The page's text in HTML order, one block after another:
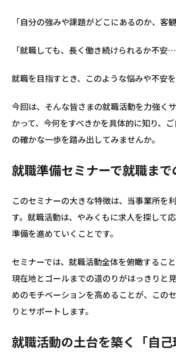
「自分の強みや課題がどこにあるのか、客
「就職しても、長く働き続けられるか不安…
就職を目指すとき、このような悩みや不安
今回は、そんな皆さまの就職活動を力強く
かって、今何をすべきかを具体的に知り、
の確かな一歩を踏み出してみませんか。
就職準備セミナーで就職ま
このセミナーの大きな特徴は、当事業所を
す。就職活動は、やみくもに求人を探して
準備を進めていくことです。
セミナーでは、就職活動全体を俯瞰するこ
現在地とゴールまでの道のりがはっきりと
めのモチベーションを高めることが、この
りとサポートします。
就職活動の土台を築く「自己